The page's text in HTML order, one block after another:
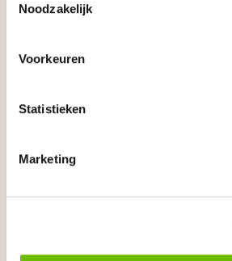
Noodzakelijk
Voorkeuren
Statistieken
Marketing
✅ Zorgvuldig geselecteerde nationale en
✅ Persoonlijke service en deskundig advies
Ontdek meer originele schilderijen
onze uitgebreide collectie figuratieve kunst,
portretkunst en exclusieve kunstwerken. Laat